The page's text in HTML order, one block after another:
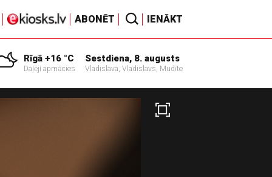
ABONĒT IENĀKT
Rīgā +16 °C
Daļēji apmācies
Sestdiena, 8. augusts
Vladislava, Vladislavs, Mudīte